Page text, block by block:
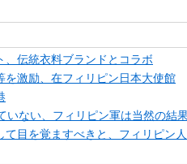
伝統衣料ブランドとコラボ
を激励、在フィリピン日本大使館
ない、フィリピン軍は当然の結
目を覚ますべきと、フィリピン